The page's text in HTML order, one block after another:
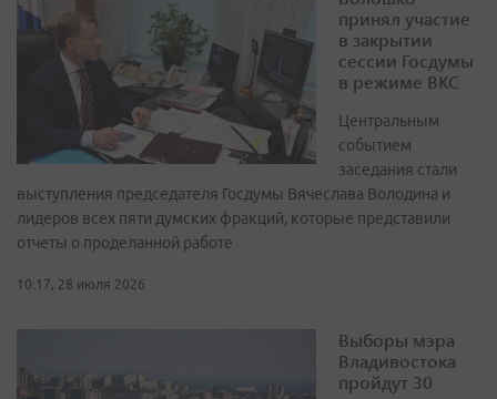
принял участие
в закрытии
сессии Госдумы
в режиме ВКС
Центральным
событием
заседания стали
выступления председателя Госдумы Вячеслава Володина и
лидеров всех пяти думских фракций, которые представили
отчеты о проделанной работе
10:17, 28 июля 2026
Выборы мэра
Владивостока
пройдут 30